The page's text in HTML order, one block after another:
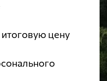
итоговую цену